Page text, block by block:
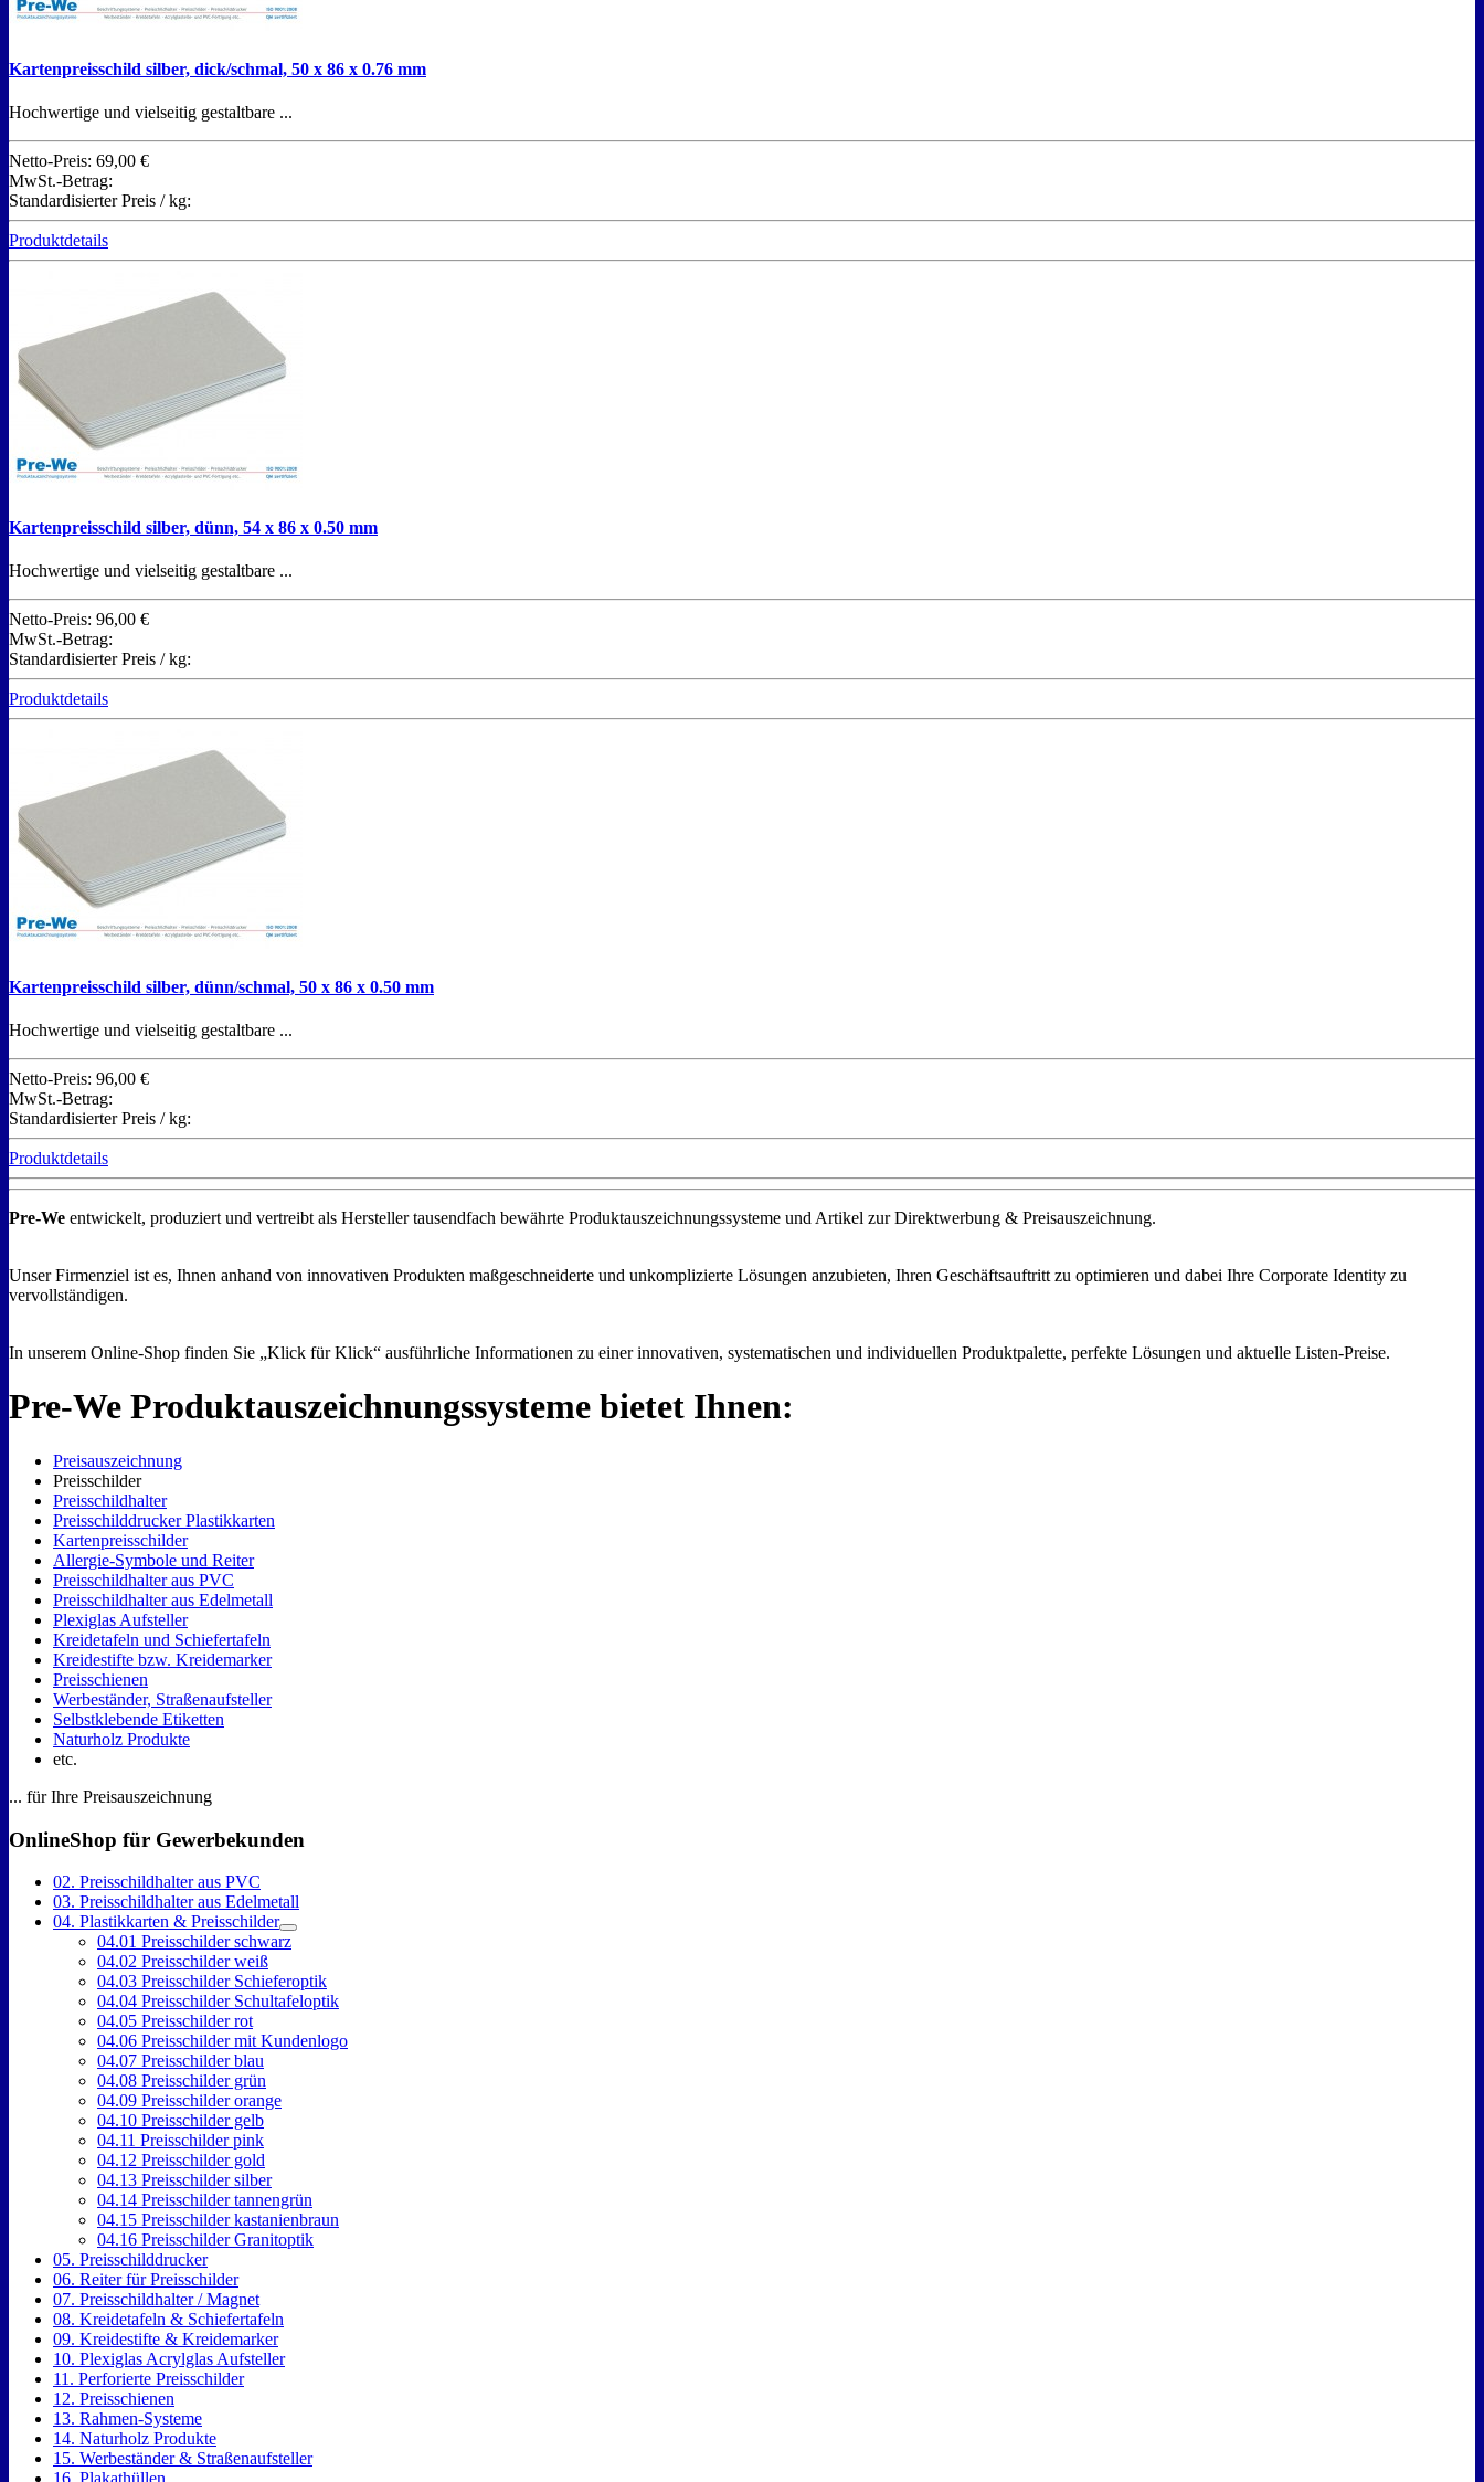
Kartenpreisschild silber, dick/schmal, 50 x 86 x 0.76 mm
Hochwertige und vielseitig gestaltbare ...
Netto-Preis: 69,00 €
MwSt.-Betrag:
Standardisierter Preis / kg:
Produktdetails
Kartenpreisschild silber, dünn, 54 x 86 x 0.50 mm
Hochwertige und vielseitig gestaltbare ...
Netto-Preis: 96,00 €
MwSt.-Betrag:
Standardisierter Preis / kg:
Produktdetails
Kartenpreisschild silber, dünn/schmal, 50 x 86 x 0.50 mm
Hochwertige und vielseitig gestaltbare ...
Netto-Preis: 96,00 €
MwSt.-Betrag:
Standardisierter Preis / kg:
Produktdetails
Pre-We entwickelt, produziert und vertreibt als Hersteller tausendfach bewährte Produktauszeichnungssysteme und Artikel zur Direktwerbung & Preisauszeichnung.
Unser Firmenziel ist es, Ihnen anhand von innovativen Produkten maßgeschneiderte und unkomplizierte Lösungen anzubieten, Ihren Geschäftsauftritt zu optimieren und dabei Ihre Corporate Identity zu
vervollständigen.
In unserem Online-Shop finden Sie „Klick für Klick“ ausführliche Informationen zu einer innovativen, systematischen und individuellen Produktpalette, perfekte Lösungen und aktuelle Listen-Preise.
Pre-We Produktauszeichnungssysteme bietet Ihnen:
Preisauszeichnung
Preisschilder
Preisschildhalter
Preisschilddrucker Plastikkarten
Kartenpreisschilder
Allergie-Symbole und Reiter
Preisschildhalter aus PVC
Preisschildhalter aus Edelmetall
Plexiglas Aufsteller
Kreidetafeln und Schiefertafeln
Kreidestifte bzw. Kreidemarker
Preisschienen
Werbeständer, Straßenaufsteller
Selbstklebende Etiketten
Naturholz Produkte
etc.
... für Ihre Preisauszeichnung
OnlineShop für Gewerbekunden
02. Preisschildhalter aus PVC
03. Preisschildhalter aus Edelmetall
04. Plastikkarten & Preisschilder
04.01 Preisschilder schwarz
04.02 Preisschilder weiß
04.03 Preisschilder Schieferoptik
04.04 Preisschilder Schultafeloptik
04.05 Preisschilder rot
04.06 Preisschilder mit Kundenlogo
04.07 Preisschilder blau
04.08 Preisschilder grün
04.09 Preisschilder orange
04.10 Preisschilder gelb
04.11 Preisschilder pink
04.12 Preisschilder gold
04.13 Preisschilder silber
04.14 Preisschilder tannengrün
04.15 Preisschilder kastanienbraun
04.16 Preisschilder Granitoptik
05. Preisschilddrucker
06. Reiter für Preisschilder
07. Preisschildhalter / Magnet
08. Kreidetafeln & Schiefertafeln
09. Kreidestifte & Kreidemarker
10. Plexiglas Acrylglas Aufsteller
11. Perforierte Preisschilder
12. Preisschienen
13. Rahmen-Systeme
14. Naturholz Produkte
15. Werbeständer & Straßenaufsteller